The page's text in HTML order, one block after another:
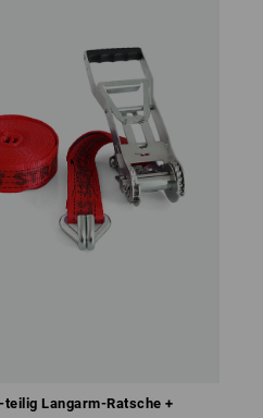
teilig Langarm-Ratsche +